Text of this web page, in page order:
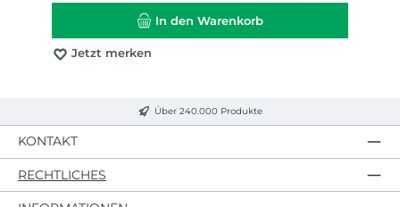
In den Warenkorb
Jetzt merken
Über 240.000 Produkte
KONTAKT
RECHTLICHES